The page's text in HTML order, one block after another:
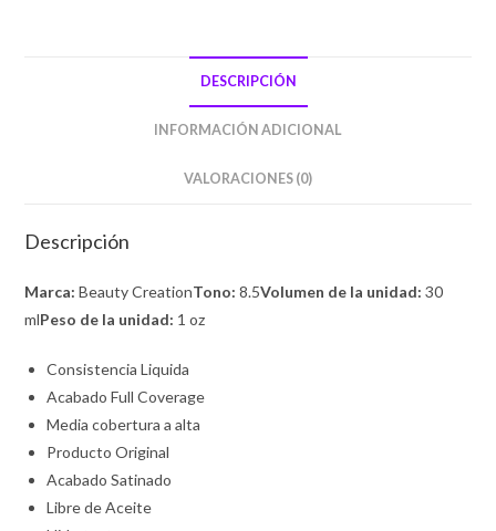
DESCRIPCIÓN
INFORMACIÓN ADICIONAL
VALORACIONES (0)
Descripción
Marca:Beauty CreationTono: 8.5Volumen de la unidad:30
mlPeso de la unidad: 1 oz
Consistencia Liquida
Acabado Full Coverage
Media cobertura a alta
Producto Original
Acabado Satinado
Libre de Aceite